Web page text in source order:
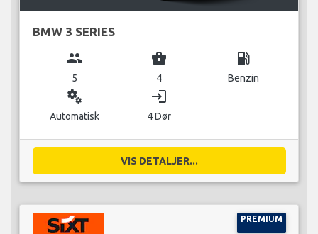
BMW 3 SERIES
group
5
business_center
4
local_gas_station
Benzin
miscellaneous_services
Automatisk
login
4 Dør
VIS DETALJER...
PREMIUM